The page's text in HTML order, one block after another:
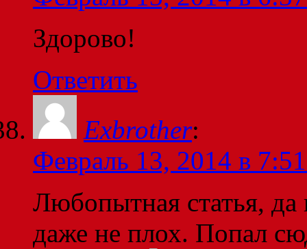
Здорово!
Ответить
Exbrother:
Февраль 13, 2014 в
Любопытная статья,
даже не плох. Попал